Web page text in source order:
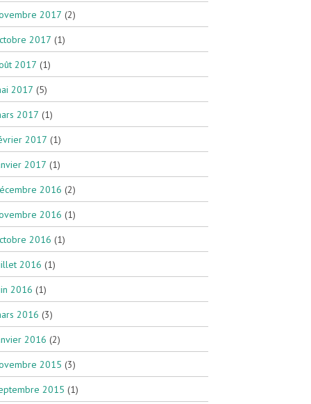
2017 (2)
2017 (1)
2017 (1)
2017 (5)
2017 (1)
2017 (1)
2017 (1)
2016 (2)
2016 (1)
2016 (1)
2016 (1)
2016 (1)
2016 (3)
2016 (2)
2015 (3)
2015 (1)